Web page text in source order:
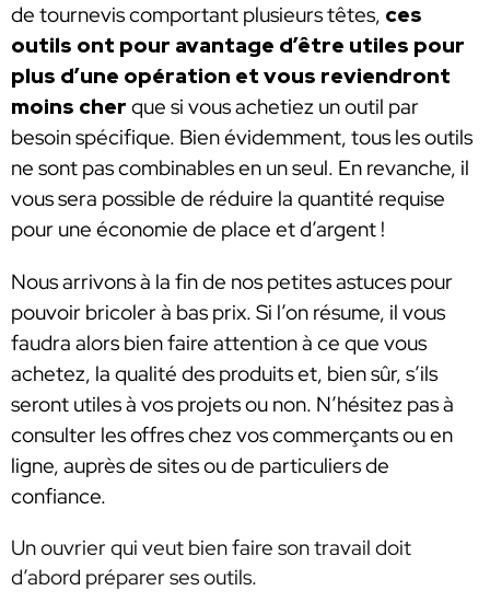
de tournevis comportant plusieurs têtes, ces
outils ont pour avantage d’être utiles pour
plus d’une opération et vous reviendront
moins cher que si vous achetiez un outil par
besoin spécifique. Bien évidemment, tous les outils
ne sont pas combinables en un seul. En revanche, il
vous sera possible de réduire la quantité requise
pour une économie de place et d’argent !
Nous arrivons à la fin de nos petites astuces pour
pouvoir bricoler à bas prix. Si l’on résume, il vous
faudra alors bien faire attention à ce que vous
achetez, la qualité des produits et, bien sûr, s’ils
seront utiles à vos projets ou non. N’hésitez pas à
consulter les offres chez vos commerçants ou en
ligne, auprès de sites ou de particuliers de
confiance.
Un ouvrier qui veut bien faire son travail doit
d’abord préparer ses outils.